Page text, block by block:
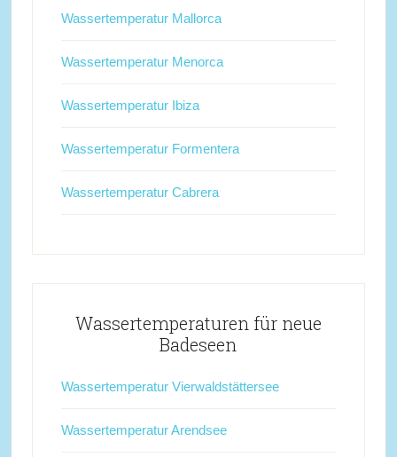
Wassertemperatur Mallorca
Wassertemperatur Menorca
Wassertemperatur Ibiza
Wassertemperatur Formentera
Wassertemperatur Cabrera
Wassertemperaturen für neue
Badeseen
Wassertemperatur Vierwaldstättersee
Wassertemperatur Arendsee